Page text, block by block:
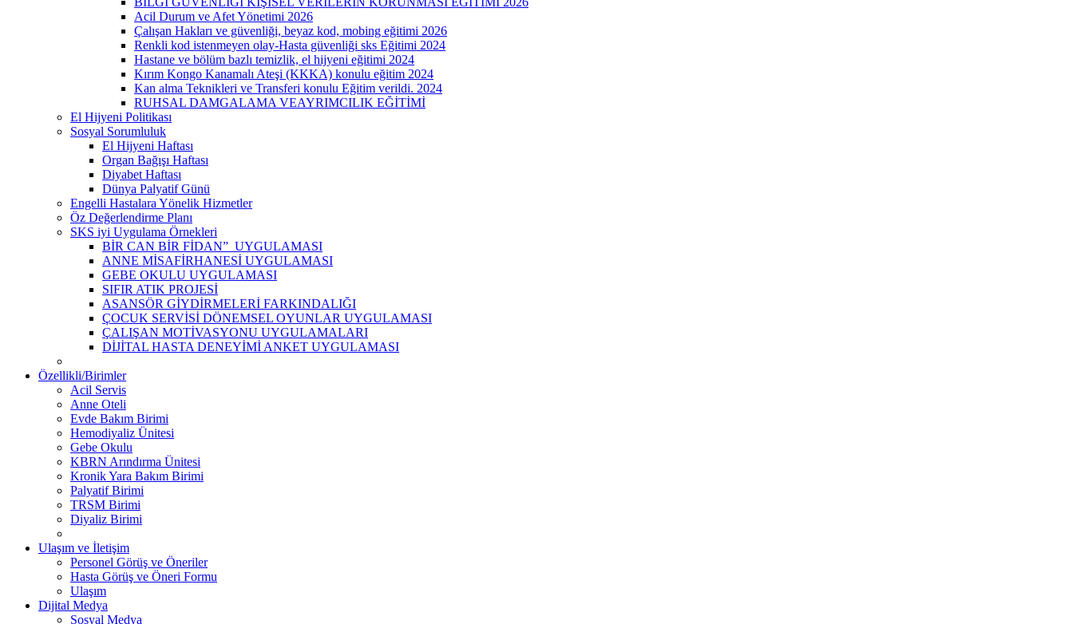
Acil Durum ve Afet Yönetimi 2026
Çalışan Hakları ve güvenliği, beyaz kod, mobing eğitimi 2026
Renkli kod istenmeyen olay-Hasta güvenliği sks Eğitimi 2024
Hastane ve bölüm bazlı temizlik, el hijyeni eğitimi 2024
Kırım Kongo Kanamalı Ateşi (KKKA) konulu eğitim 2024
Kan alma Teknikleri ve Transferi konulu Eğitim verildi. 2024
RUHSAL DAMGALAMA VEAYRIMCILIK EĞİTİMİ
El Hijyeni Politikası
Sosyal Sorumluluk
El Hijyeni Haftası
Organ Bağışı Haftası
Diyabet Haftası
Dünya Palyatif Günü
Engelli Hastalara Yönelik Hizmetler
Öz Değerlendirme Planı
SKS iyi Uygulama Örnekleri
BİR CAN BİR FİDAN” UYGULAMASI
ANNE MİSAFİRHANESİ UYGULAMASI
GEBE OKULU UYGULAMASI
SIFIR ATIK PROJESİ
ASANSÖR GİYDİRMELERİ FARKINDALIĞI
ÇOCUK SERVİSİ DÖNEMSEL OYUNLAR UYGULAMASI
ÇALIŞAN MOTİVASYONU UYGULAMALARI
DİJİTAL HASTA DENEYİMİ ANKET UYGULAMASI
Özellikli/Birimler
Acil Servis
Anne Oteli
Evde Bakım Birimi
Hemodiyaliz Ünitesi
Gebe Okulu
KBRN Arındırma Ünitesi
Kronik Yara Bakım Birimi
Palyatif Birimi
TRSM Birimi
Diyaliz Birimi
Ulaşım ve İletişim
Personel Görüş ve Öneriler
Hasta Görüş ve Öneri Formu
Ulaşım
Dijital Medya
Sosyal Medya